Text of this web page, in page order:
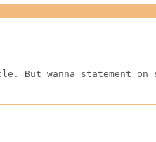
wanna statement